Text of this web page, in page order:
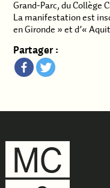
Grand-Parc, du Collège
La manifestation est
en Gironde » et d’«
Partager :